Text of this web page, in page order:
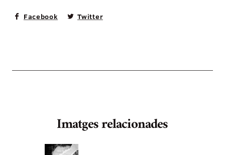
Facebook Twitter
Imatges relacionades